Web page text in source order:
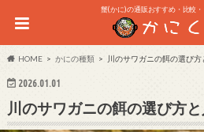
蟹(かに)の通販おすすめ・比較
HOME かにの種類 川のサワガニの餌の選び
2026.01.01
川のサワガニの餌の選び方